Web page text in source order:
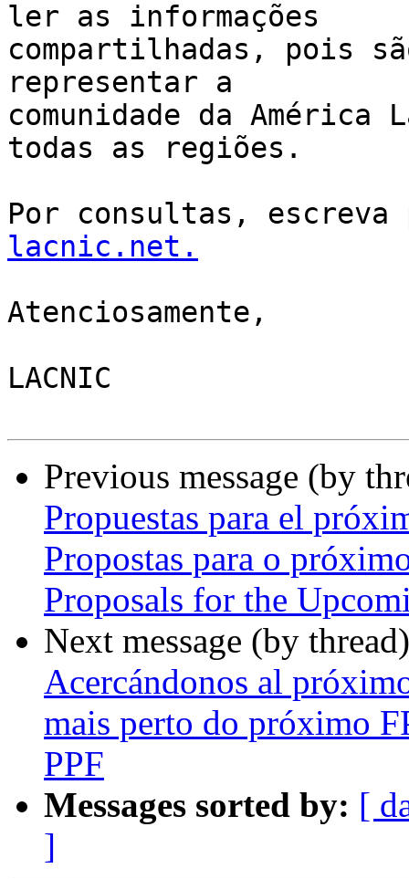
ler as informações
compartilhadas, pois
representar a
comunidade da
todas as regiões.
Por consultas,
lacnic.net.
Atenciosamente,
LACNIC
Previous message (by
Propuestas para el
Propostas para o
Proposals for the
Next message (by
Acercándonos al
mais perto do próximo
PPF
Messages sorted by: [
]